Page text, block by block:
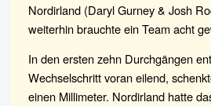
Nordirland (Daryl Gurney & Josh
weiterhin brauchte ein Team acht
In den ersten zehn Durchgängen
Wechselschritt voran eilend,
einen Millimeter. Nordirland hatte